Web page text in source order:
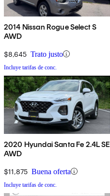
2014 Nissan Rogue Select S
AWD
$8,645 Trato justo
Incluye tarifas de conc.
2020 Hyundai Santa Fe 2.4L SE
AWD
$11,875 Buena oferta
Incluye tarifas de conc.